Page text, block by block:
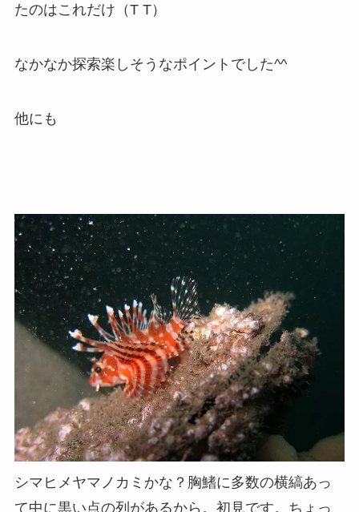
たのはこれだけ（T T）
なかなか探索楽しそうなポイントでした^^
他にも
シマヒメヤマノカミかな？胸鰭に多数の横縞あっ
て中に黒い点の列があるから。初見です。ちょっ